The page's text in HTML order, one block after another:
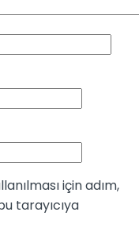
için adım,
tarayıcıya